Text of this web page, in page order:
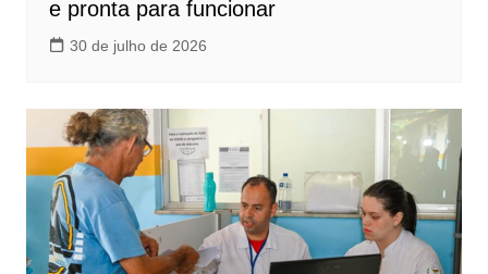
e pronta para funcionar
30 de julho de 2026